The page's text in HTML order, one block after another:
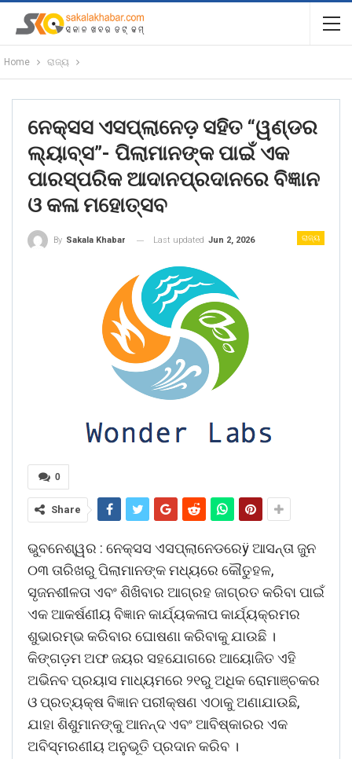
Home ରାଜ୍ୟ
ନେକ୍ସସ ଏସପ୍ଲାନେଡ଼ ସହିତ “ୱଣ୍ଡର
ଲ୍ୟାବ୍ସ”- ପିଲାମାନଙ୍କ ପାଇଁ ଏକ
ପାରସ୍ପରିକ ଆଦାନପ୍ରଦାନରେ ବିଜ୍ଞାନ
ଓ କଳା ମହୋତ୍ସବ
ରାଜ୍ୟ
By Sakala Khabar Last updated Jun 2, 2026
0
Share
ଭୁବନେଶ୍ୱର : ନେକ୍ସସ ଏସପ୍ଲାନେଡରେÿ ଆସନ୍ତା ଜୁନ
୦୩ ତାରିଖରୁ ପିଲାମାନଙ୍କ ମଧ୍ୟରେ କୌତୁହଳ,
ସୃଜନଶୀଳତା ଏବଂ ଶିଖିବାର ଆଗ୍ରହ ଜାଗ୍ରତ କରିବା ପାଇଁ
ଏକ ଆକର୍ଷଣୀୟ ବିଜ୍ଞାନ କାର୍ଯ୍ୟକଳାପ କାର୍ଯ୍ୟକ୍ରମର
ଶୁଭାରମ୍ଭ କରିବାର ଘୋଷଣା କରିବାକୁ ଯାଉଛି ।
କିଙ୍ଗଡ଼ମ ଅଫ ଜୟର ସହଯୋଗରେ ଆୟୋଜିତ ଏହି
ଅଭିନବ ପ୍ରୟାସ ମାଧ୍ୟମରେ ୨୧ରୁ ଅଧିକ ରୋମାଞ୍ଚକର
ଓ ପ୍ରତ୍ୟକ୍ଷ ବିଜ୍ଞାନ ପରୀକ୍ଷଣ ଏଠାକୁ ଅଣାଯାଉଛି,
ଯାହା ଶିଶୁମାନଙ୍କୁ ଆନନ୍ଦ ଏବଂ ଆବିଷ୍କାରର ଏକ
ଅବିସ୍ମରଣୀୟ ଅନୁଭୂତି ପ୍ରଦାନ କରିବ ।